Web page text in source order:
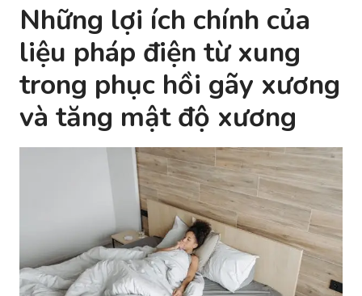
Những lợi ích chính của
liệu pháp điện từ xung
trong phục hồi gãy xương
và tăng mật độ xương